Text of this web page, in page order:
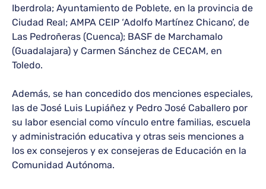
Iberdrola; Ayuntamiento de Poblete, en la provincia de
Ciudad Real; AMPA CEIP ‘Adolfo Martínez Chicano’, de
Las Pedroñeras (Cuenca); BASF de Marchamalo
(Guadalajara) y Carmen Sánchez de CECAM, en
Toledo.
Además, se han concedido dos menciones especiales,
las de José Luis Lupiáñez y Pedro José Caballero por
su labor esencial como vínculo entre familias, escuela
y administración educativa y otras seis menciones a
los ex consejeros y ex consejeras de Educación en la
Comunidad Autónoma.